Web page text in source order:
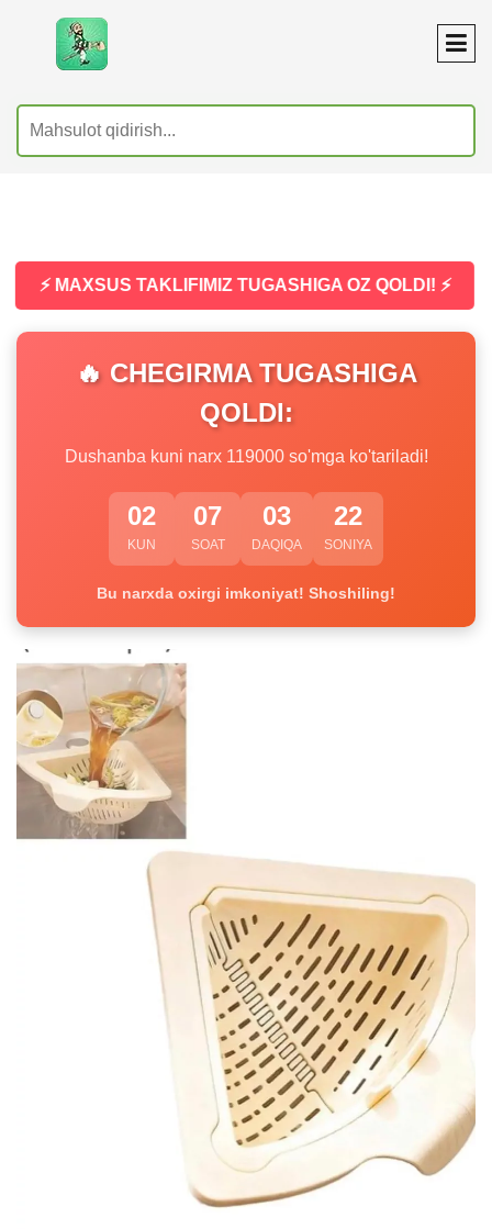
⚡ MAXSUS TAKLIFIMIZ TUGASHIGA OZ QOLDI! ⚡
🔥 CHEGIRMA TUGASHIGA
QOLDI:
Dushanba kuni narx 119000 so'mga ko'tariladi!
02
KUN
07
SOAT
03
DAQIQA
22
SONIYA
Bu narxda oxirgi imkoniyat! Shoshiling!